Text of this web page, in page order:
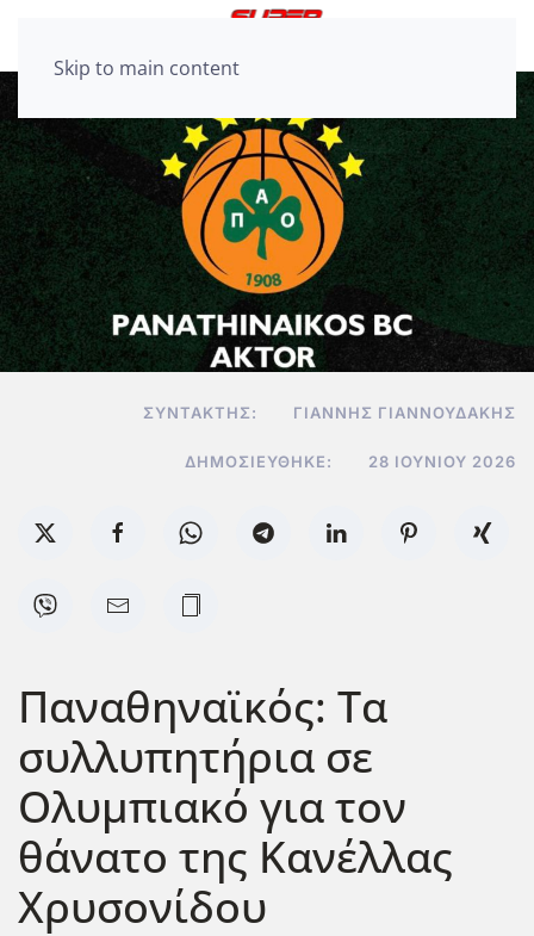
Skip to main content
ΣΥΝΤΆΚΤΗΣ: ΓΙΆΝΝΗΣ ΓΙΑΝΝΟΥΔΆΚΗΣ
ΔΗΜΟΣΙΕΎΘΗΚΕ: 28 ΙΟΥΝΊΟΥ 2026
Παναθηναϊκός: Τα
συλλυπητήρια σε
Ολυμπιακό για τον
θάνατο της Κανέλλας
Χρυσονίδου